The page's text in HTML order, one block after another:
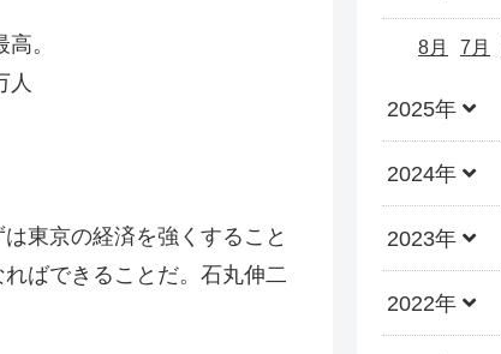
。
人
東京の経済を強くすること
ばできることだ。石丸伸二
8月 7月
2025年
2024年
2023年
2022年